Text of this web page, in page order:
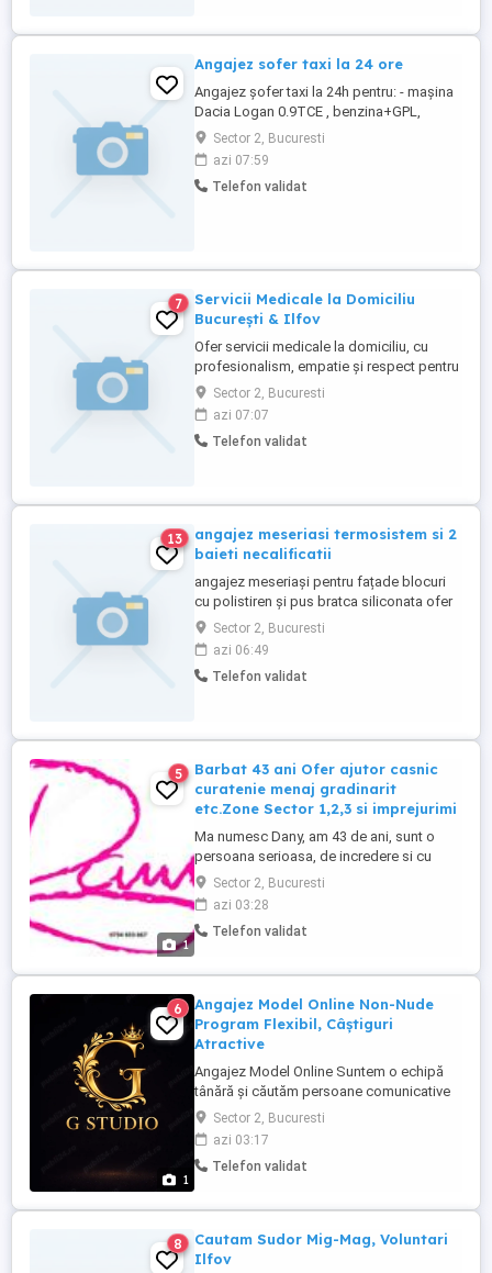
Angajez sofer taxi la 24 ore
Angajez șofer taxi la 24h pentru: - mașina
Dacia Logan 0.9TCE , benzina+GPL,
85.000 km,colantata la Taxi Titan 2.99Ron
km..Licență Bucuresti ,175 RON( carte de
munca inclusa). Cartea de munca la 8h
inclusa in plan. Varsta minima 35 ani. Fara
Sector 2, Bucuresti
azi 07:59
Telefon validat
7
Servicii Medicale la Domiciliu
București & Ilfov
Ofer servicii medicale la domiciliu, cu
profesionalism, empatie și respect pentru
fiecare pacient. Sunt asistent medical cu
experiență, autorizat, și vin în sprijinul
celor care au nevoie de îngrijiri în confortul
propriei locuințe. *Servicii oferite:* -
Sector 2, Bucuresti
azi 07:07
Telefon validat
13
angajez meseriasi termosistem si 2
baieti necalificatii
angajez meseriași pentru fațade blocuri
cu polistiren și pus bratca siliconata ofer
la zi 400-500roni plata la zi după program .
Sector 2, Bucuresti
azi 06:49
Telefon validat
1
5
Barbat 43 ani Ofer ajutor casnic
curatenie menaj gradinarit
etc.Zone Sector 1,2,3 si imprejurimi
Ma numesc Dany, am 43 de ani, sunt o
persoana serioasa, de incredere si cu
experienta in muncile casnice. Ofer ajutor
doamnelor sau familiilor care au nevoie de
sprijin in gospodarie. Ma ocup cu
pricepere de: Curatenie generala si
complet Mutari sau rearanjari ...
Sector 2, Bucuresti
azi 03:28
Telefon validat
1
6
Angajez Model Online Non-Nude
Program Flexibil, Câștiguri
Atractive
Angajez Model Online Suntem o echipă
tânără și căutăm persoane comunicative
și ambițioase pentru colaborare online
Program flexibil Venituri atractive (plată la
2 săptămâni) Training gratuit pentru
începătoare Suport permanent Mediu
Experiența nu este necesară
Confidențialitatea ...
Sector 2, Bucuresti
azi 03:17
Telefon validat
8
Cautam Sudor Mig-Mag, Voluntari
Ilfov